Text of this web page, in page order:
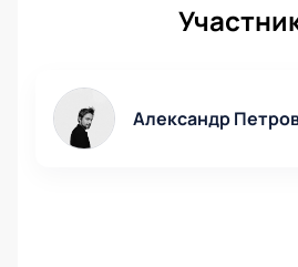
Александр